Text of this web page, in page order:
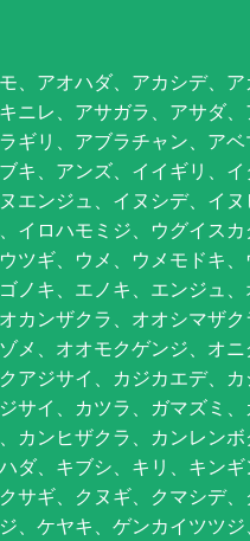
、アオハダ、アカシデ、
ニレ、アサガラ、アサダ、
ギリ、アブラチャン、アベ
キ、アンズ、イイギリ、
エンジュ、イヌシデ、イヌ
イロハモミジ、ウグイスカ
ツギ、ウメ、ウメモドキ、
ノキ、エノキ、エンジュ、
カンザクラ、オオシマザ
メ、オオモクゲンジ、オニ
アジサイ、カジカエデ、カ
サイ、カツラ、ガマズミ、
カンヒザクラ、カンレン
ダ、キブシ、キリ、キンギ
サギ、クヌギ、クマシデ
、ケヤキ、ゲンカイツツジ